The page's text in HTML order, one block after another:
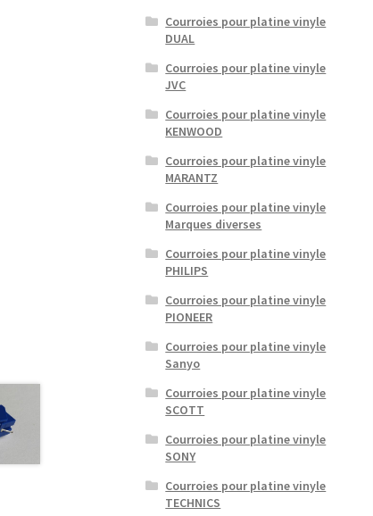
Courroies pour platine vinyle
DUAL
Courroies pour platine vinyle
JVC
Courroies pour platine vinyle
KENWOOD
Courroies pour platine vinyle
MARANTZ
Courroies pour platine vinyle
Marques diverses
Courroies pour platine vinyle
PHILIPS
Courroies pour platine vinyle
PIONEER
Courroies pour platine vinyle
Sanyo
Courroies pour platine vinyle
SCOTT
Courroies pour platine vinyle
SONY
Courroies pour platine vinyle
TECHNICS